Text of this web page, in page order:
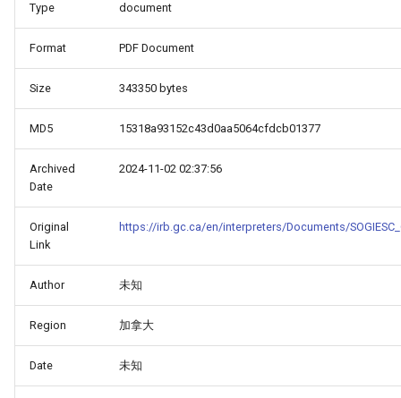
Type document
Format PDF Document
Size 343350 bytes
MD5 15318a93152c43d0aa5064cfdcb01377
Archived
Date
2024-11-02 02:37:56
Original
Link
https://irb.gc.ca/en/interpreters/Documents/
Author 未知
Region 加拿大
Date 未知